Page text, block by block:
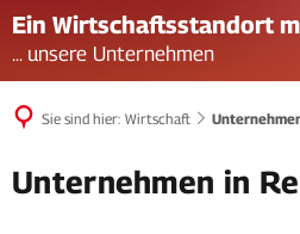
Ein Wirtschaftsstandort
... unsere Unternehmen
Sie sind hier: Wirtschaft
Unternehmen
Unternehmen in